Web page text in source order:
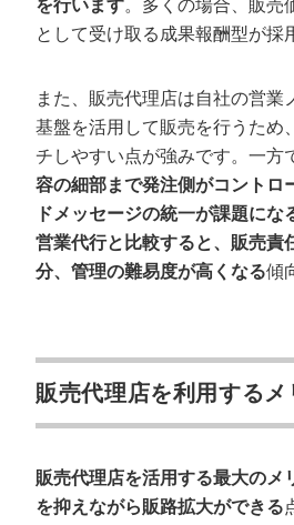
を行います。多くの場合、販売
として受け取る成果報酬型が採
また、販売代理店は自社の営業
基盤を活用して販売を行うため
チしやすい点が強みです。一方
容の細部まで発注側がコントロ
ドメッセージの統一が課題にな
営業代行と比較すると、販売責
分、管理の難易度が高くなる傾
販売代理店を利用するメ
販売代理店を活用する最大のメ
を抑えながら販路拡大ができる